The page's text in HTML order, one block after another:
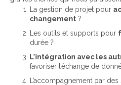
La gestion de projet pour
changement ?
Les outils et supports pour
durée ?
L’intégration avec les
favoriser l’échange de
L’accompagnement par des